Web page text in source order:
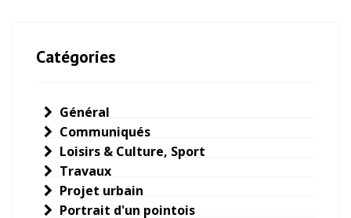
Catégories
Général
Communiqués
Loisirs & Culture, Sport
Travaux
Projet urbain
Portrait d'un pointois